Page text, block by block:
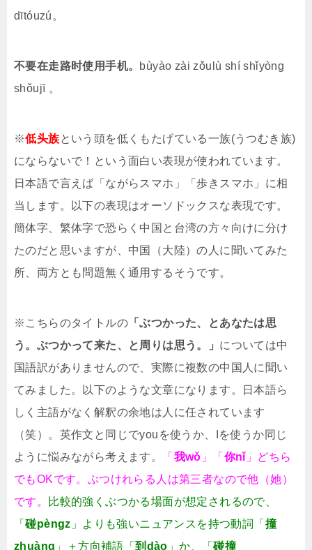
dītóuzú。
不要在走路时使用手机。 bùyào zài zǒulù shí shǐyòng
shǒujī 。
※低头族という頭を低くもたげている一族(うつむき族)
にならないで！という面白い表現が使われています。
日本語で言えば「ながらスマホ」「歩きスマホ」に相
当します。以下の表現はオーソドックスな表現です。
簡体字、繁体字で恐らく中国と台湾の方々向けに分け
たのだと思いますが、中国（大陸）の人に聞いてみた
所、両方とも問題無く通用するそうです。
※こちらのタイトルの 「ぶつかった、とあなたは思
う。ぶつかって来た、と周りは思う。」 については中
国語訳がありませんので、実際に複数の中国人に聞い
てみました。以下のような文章になります。日本語ら
しく主語がなく解釈の余地は人に任されています
（笑）。英作文と同じでyouを使うか、Iを使うか同じ
ように悩みながら考えます。
「 我wǒ 」「 你nǐ」どちら
でもOKです。ぶつけれらる人は第三者なので他（她）
です。
比較的強くぶつかる場面が想定されるので、
「碰pèngz 」よりも強いニュアンスを持つ動詞「 撞
zhuàng 」＋方向補語「到dào 」か、「碰撞